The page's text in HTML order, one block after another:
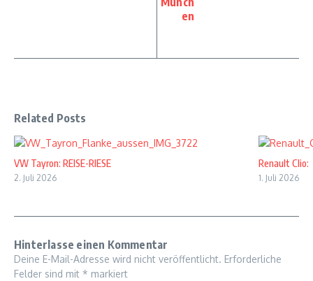
en
Related Posts
VW Tayron: REISE-RIESE
2. Juli 2026
Renault Clio:
1. Juli 2026
Hinterlasse einen Kommentar
Deine E-Mail-Adresse wird nicht veröffentlicht. Erforderliche
Felder sind mit * markiert